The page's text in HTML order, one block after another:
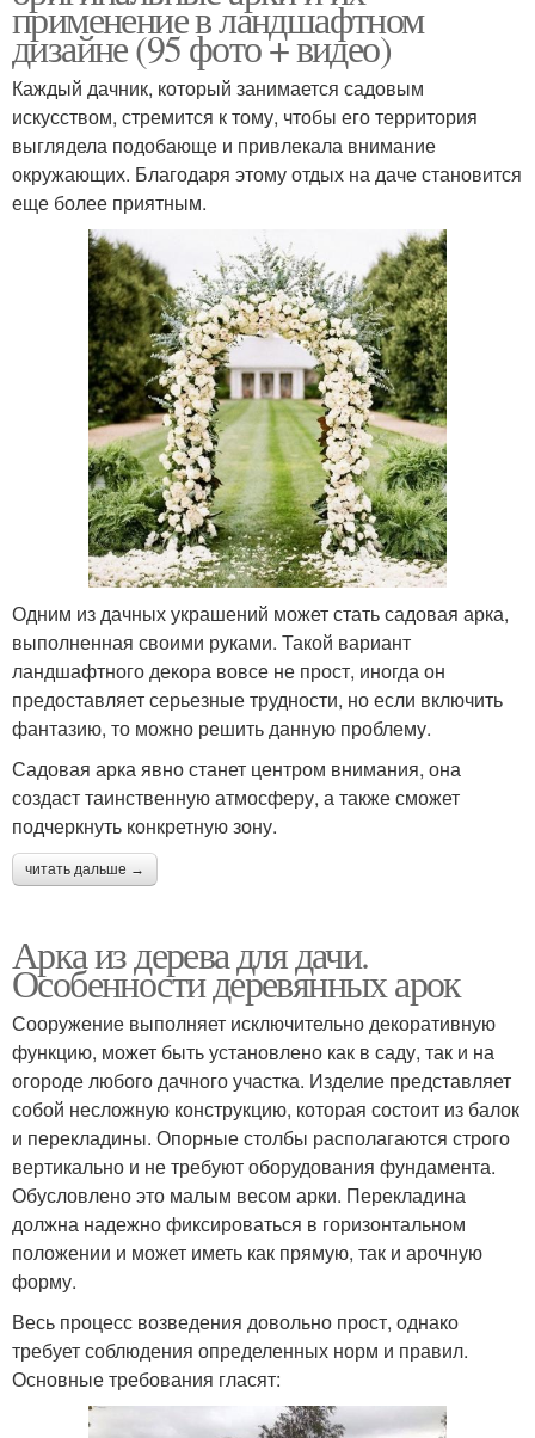
применение в ландшафтном
дизайне (95 фото + видео)
Каждый дачник, который занимается садовым
искусством, стремится к тому, чтобы его территория
выглядела подобающе и привлекала внимание
окружающих. Благодаря этому отдых на даче становится
еще более приятным.
Одним из дачных украшений может стать садовая арка,
выполненная своими руками. Такой вариант
ландшафтного декора вовсе не прост, иногда он
предоставляет серьезные трудности, но если включить
фантазию, то можно решить данную проблему.
Садовая арка явно станет центром внимания, она
создаст таинственную атмосферу, а также сможет
подчеркнуть конкретную зону.
читать дальше →
Арка из дерева для дачи.
Особенности деревянных арок
Сооружение выполняет исключительно декоративную
функцию, может быть установлено как в саду, так и на
огороде любого дачного участка. Изделие представляет
собой несложную конструкцию, которая состоит из балок
и перекладины. Опорные столбы располагаются строго
вертикально и не требуют оборудования фундамента.
Обусловлено это малым весом арки. Перекладина
должна надежно фиксироваться в горизонтальном
положении и может иметь как прямую, так и арочную
форму.
Весь процесс возведения довольно прост, однако
требует соблюдения определенных норм и правил.
Основные требования гласят: